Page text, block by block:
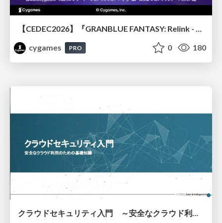
cygames
PRO 0 180
クラウドセキュリティ入門 ～安全なクラウド利用のための基礎知識～